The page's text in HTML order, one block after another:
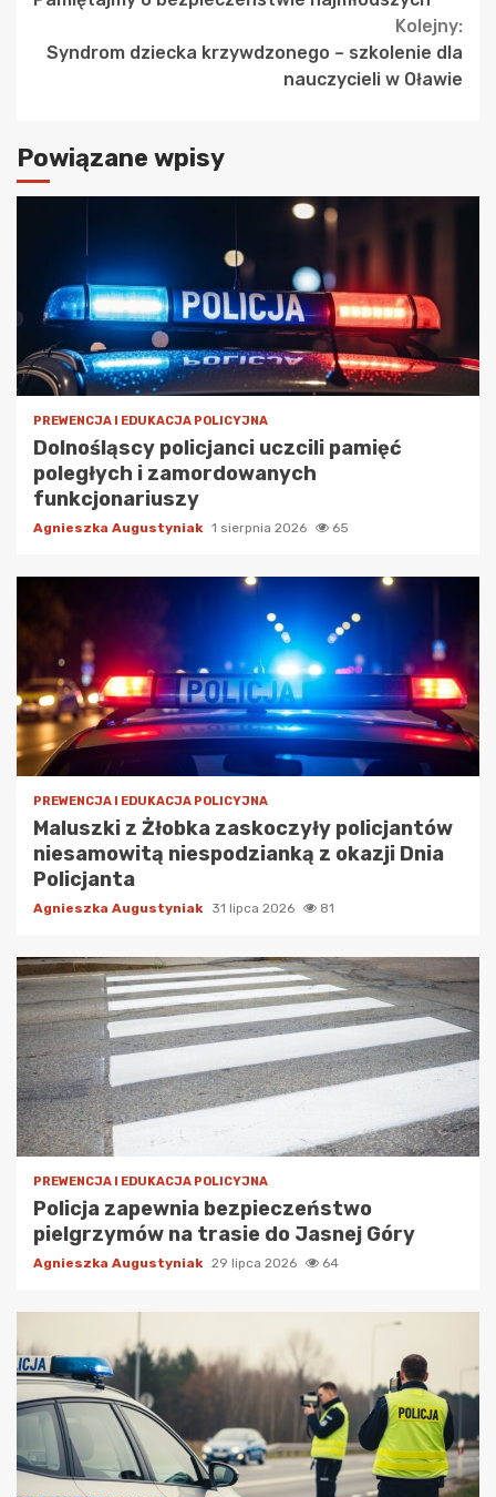
Kolejny:
Syndrom dziecka krzywdzonego – szkolenie dla
nauczycieli w Oławie
Powiązane wpisy
PREWENCJA I EDUKACJA POLICYJNA
Dolnośląscy policjanci uczcili pamięć
poległych i zamordowanych
funkcjonariuszy
Agnieszka Augustyniak 1 sierpnia 2026 65
PREWENCJA I EDUKACJA POLICYJNA
Maluszki z Żłobka zaskoczyły policjantów
niesamowitą niespodzianką z okazji Dnia
Policjanta
Agnieszka Augustyniak 31 lipca 2026 81
PREWENCJA I EDUKACJA POLICYJNA
Policja zapewnia bezpieczeństwo
pielgrzymów na trasie do Jasnej Góry
Agnieszka Augustyniak 29 lipca 2026 64